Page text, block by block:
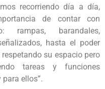
recorriendo día a día,
de contar con
rampas, barandales,
hasta el poder
su espacio pero
tareas y funciones
ellos”.